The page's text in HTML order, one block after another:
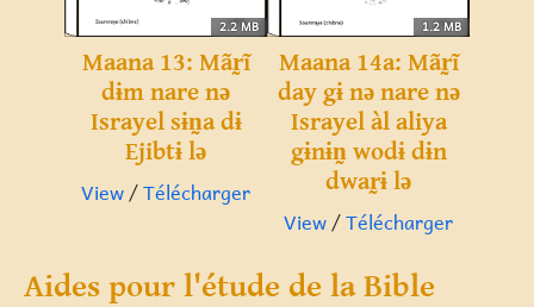
2.2 MB
Maana 13: Mãr̰ĩ
dɨm nare nə
Israyel sɨn̰a dɨ
Ejibtɨ lə
View /Télécharger
1.2 MB
Maana 14a: Mãr̰ĩ
day gɨ nə nare nə
Israyel àl aliya
gɨnɨn̰ wodɨ dɨn
dwar̰ɨ lə
View /Télécharger
Aides pour l'étude de la Bible